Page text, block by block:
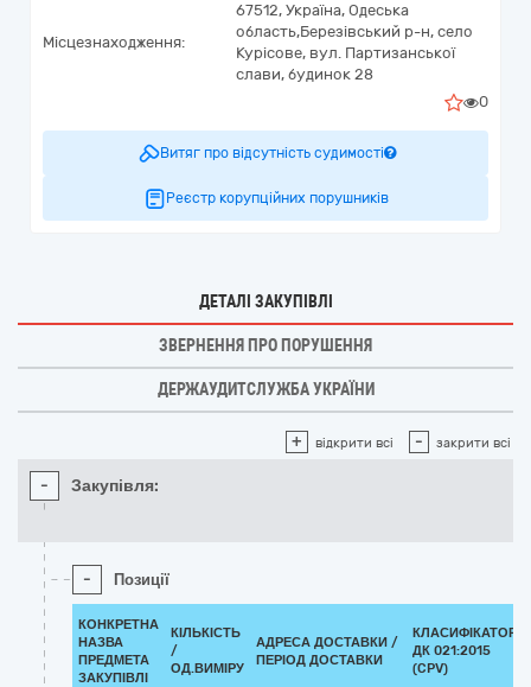
Місцезнаходження:
67512, Україна, Одеська
область,Березівський р-н, село
Курісове, вул. Партизанської
слави, будинок 28
0
Витяг про відсутність судимості
Реєстр корупційних порушників
ДЕТАЛІ ЗАКУПІВЛІ
ЗВЕРНЕННЯ ПРО ПОРУШЕННЯ
ДЕРЖАУДИТСЛУЖБА УКРАЇНИ
+ відкрити всі - закрити всі
- Закупівля:
- Позиції
КОНКРЕТНА
НАЗВА
ПРЕДМЕТА
ЗАКУПІВЛІ
КІЛЬКІСТЬ
/
ОД.ВИМІРУ
АДРЕСА ДОСТАВКИ /
ПЕРІОД ДОСТАВКИ
КЛАСИФІКАТОР
ДК 021:2015
(CPV)